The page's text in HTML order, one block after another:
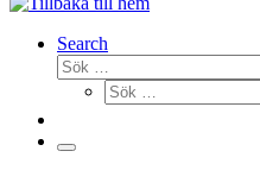
Search
Sök
Sök
Meny